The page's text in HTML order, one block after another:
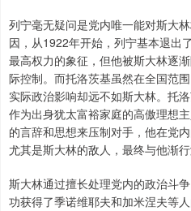
列宁毫无疑问是党内唯一能对斯大
因，从1922年开始，列宁基本退出
最高权力的象征，但他被斯大林逐
际控制。而托洛茨基虽然在全国范
实际政治影响却远不如斯大林。托
作为出身犹太富裕家庭的高傲理想
的言辞和思想来压制对手，他在党
尤其是斯大林的敌人，最终与他渐行
斯大林通过擅长处理党内的政治斗
功获得了季诺维耶夫和加米涅夫等